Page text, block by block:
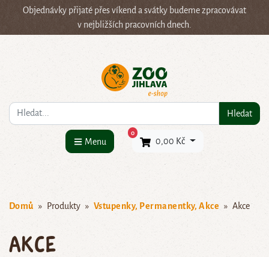
Objednávky přijaté přes víkend a svátky budeme zpracovávat
v nejbližších pracovních dnech.
Co hledáte? Hledat
Menu
0×
0,00 Kč
Domů Produkty Vstupenky, Permanentky, Akce Akce
Akce